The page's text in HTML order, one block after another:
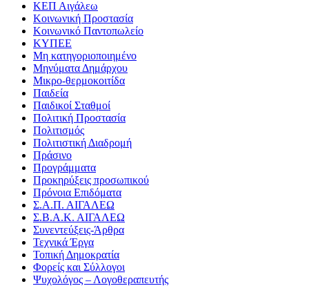
ΚΕΠ Αιγάλεω
Κοινωνική Προστασία
Κοινωνικό Παντοπωλείο
ΚΥΠΕΕ
Μη κατηγοριοποιημένο
Μηνύματα Δημάρχου
Μικρο-θερμοκοιτίδα
Παιδεία
Παιδικοί Σταθμοί
Πολιτική Προστασία
Πολιτισμός
Πολιτιστική Διαδρομή
Πράσινο
Προγράμματα
Προκηρύξεις προσωπικού
Πρόνοια Επιδόματα
Σ.Α.Π. ΑΙΓΑΛΕΩ
Σ.Β.Α.Κ. ΑΙΓΑΛΕΩ
Συνεντεύξεις-Άρθρα
Τεχνικά Έργα
Τοπική Δημοκρατία
Φορείς και Σύλλογοι
Ψυχολόγος – Λογοθεραπευτής